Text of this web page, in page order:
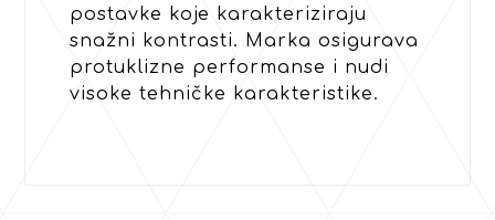
postavke koje karakteriziraju
snažni kontrasti. Marka osigurava
protuklizne performanse i nudi
visoke tehničke karakteristike.